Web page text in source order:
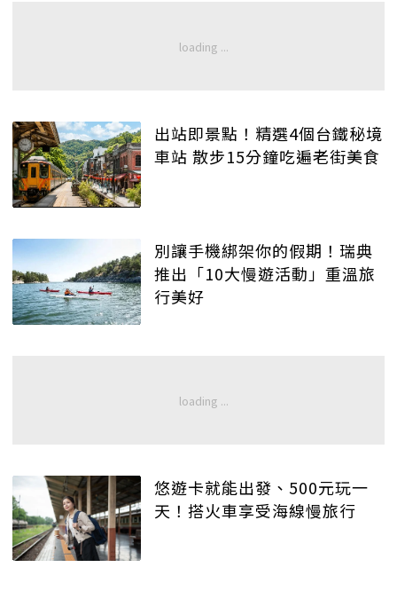
出站即景點！精選4個台鐵秘境
車站 散步15分鐘吃遍老街美食
別讓手機綁架你的假期！瑞典
推出「10大慢遊活動」重溫旅
行美好
悠遊卡就能出發、500元玩一
天！搭火車享受海線慢旅行